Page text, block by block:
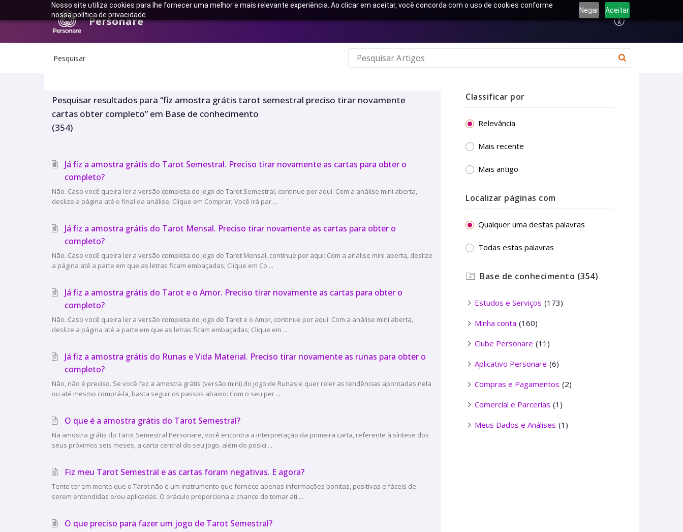
Nosso site utiliza cookies para lhe fornecer uma melhor e mais relevante experiência. Ao clicar em aceitar, você concorda com o uso de cookies conforme
nossa política de privacidade.
Negar Aceitar
Personare
Pesquisar
Pesquisar resultados para “fiz amostra grátis tarot semestral preciso tirar novamente
cartas obter completo” em Base de conhecimento
(354)
Já fiz a amostra grátis do Tarot Semestral. Preciso tirar novamente as cartas para obter o
completo?
Não. Caso você queira ler a versão completa do jogo de Tarot Semestral, continue por aqui: Com a análise mini aberta,
deslize a página até o final da análise; Clique em Comprar; Você irá par ...
Já fiz a amostra grátis do Tarot Mensal. Preciso tirar novamente as cartas para obter o
completo?
Não. Caso você queira ler a versão completa do jogo de Tarot Mensal, continue por aqui: Com a análise mini aberta, deslize
a página até a parte em que as letras ficam embaçadas; Clique em Co ...
Já fiz a amostra grátis do Tarot e o Amor. Preciso tirar novamente as cartas para obter o
completo?
Não. Caso você queira ler a versão completa do jogo de Tarot e o Amor, continue por aqui: Com a análise mini aberta,
deslize a página até a parte em que as letras ficam embaçadas; Clique em ...
Já fiz a amostra grátis do Runas e Vida Material. Preciso tirar novamente as runas para obter o
completo?
Não, não é preciso. Se você fez a amostra grátis (versão mini) do jogo de Runas e quer reler as tendências apontadas nela
ou até mesmo comprá-la, basta seguir os passos abaixo: Com o seu per ...
O que é a amostra grátis do Tarot Semestral?
Na amostra grátis do Tarot Semestral Personare, você encontra a interpretação da primeira carta, referente à síntese dos
seus próximos seis meses, a carta central do seu jogo, além do posici ...
Fiz meu Tarot Semestral e as cartas foram negativas. E agora?
Tente ter em mente que o Tarot não é um instrumento que fornece apenas informações bonitas, positivas e fáceis de
serem entendidas e/ou aplicadas. O oráculo proporciona a chance de tomar ati ...
O que preciso para fazer um jogo de Tarot Semestral?
Classificar por
Relevância
Mais recente
Mais antigo
Localizar páginas com
Qualquer uma destas palavras
Todas estas palavras
Base de conhecimento (354)
Estudos e Serviços (173)
Minha conta (160)
Clube Personare (11)
Aplicativo Personare (6)
Compras e Pagamentos (2)
Comercial e Parcerias (1)
Meus Dados e Análises (1)